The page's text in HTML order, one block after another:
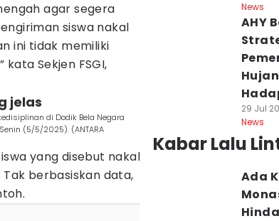
agar segera
siswa nakal
ini tidak memiliki
Sekjen FSGI,
jelas
di Dodik Bela Negara
(5/5/2025). (ANTARA
yang disebut nakal
berbasiskan data,
News
AHY
29 Jul
News
Kabar Lalu
Ada